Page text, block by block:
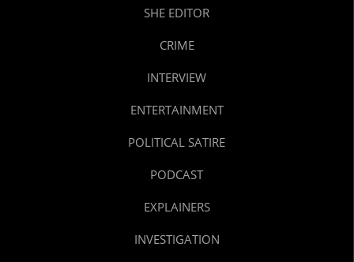
SHE EDITOR
CRIME
INTERVIEW
ENTERTAINMENT
POLITICAL SATIRE
PODCAST
EXPLAINERS
INVESTIGATION